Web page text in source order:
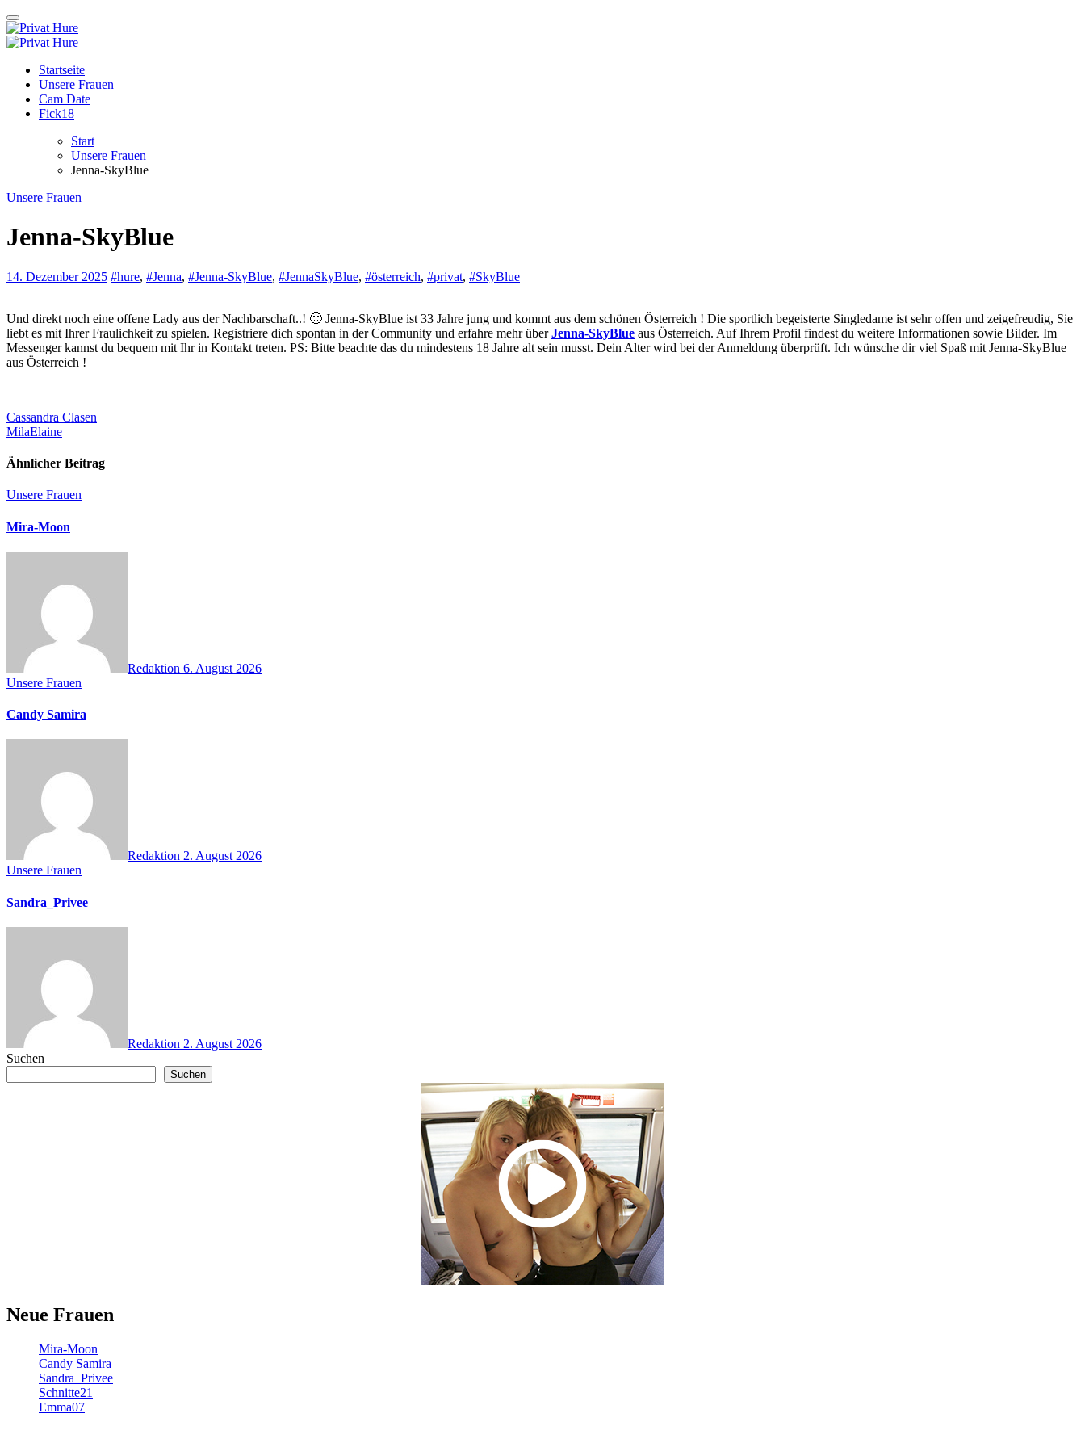
Zum
Inhalt
springen
Privat Hure
Privat Hure
Auch in deiner Nachbarschaft
Startseite
Unsere Frauen
Cam Date
Fick18
Start
Unsere Frauen
Jenna-SkyBlue
Unsere Frauen
Jenna-SkyBlue
14. Dezember 2025 #hure, #Jenna, #Jenna-SkyBlue, #JennaSkyBlue, #österreich, #privat, #SkyBlue
Und direkt noch eine offene Lady aus der Nachbarschaft..! 🙂 Jenna-SkyBlue ist 33 Jahre jung und kommt aus dem schönen Österreich ! Die sportlich begeisterte Singledame ist sehr offen und zeigefreudig, Sie
liebt es mit Ihrer Fraulichkeit zu spielen. Registriere dich spontan in der Community und erfahre mehr überJenna-SkyBlue aus Österreich. Auf Ihrem Profil findest du weitere Informationen sowie Bilder. Im
Messenger kannst du bequem mit Ihr in Kontakt treten. PS: Bitte beachte das du mindestens 18 Jahre alt sein musst. Dein Alter wird bei der Anmeldung überprüft. Ich wünsche dir viel Spaß mit Jenna-SkyBlue
aus Österreich !
Beitragsnavigation
Cassandra Clasen
MilaElaine
Ähnlicher Beitrag
Unsere Frauen
Mira-Moon
Redaktion 6. August 2026
Unsere Frauen
Candy Samira
Redaktion 2. August 2026
Unsere Frauen
Sandra_Privee
Redaktion 2. August 2026
Suchen
Suchen
Neue Frauen
Mira-Moon
Candy Samira
Sandra_Privee
Schnitte21
Emma07